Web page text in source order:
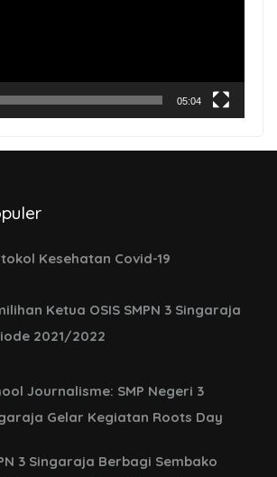
05:04
Kesehatan Covid-19
Ketua OSIS SMPN 3 Singaraja
2021/2022
Journalisme: SMP Negeri 3
Gelar Kegiatan Roots Day
3 Singaraja Berbagi Sembako